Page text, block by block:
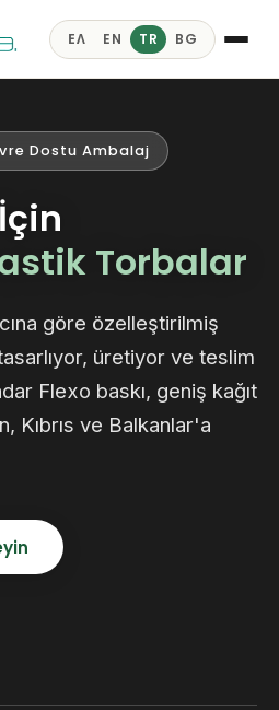
ΕΛ EN TR BG
Dostu Ambalaj
Torbalar
göre özelleştirilmiş
üretiyor ve teslim
Flexo baskı, geniş kağıt
Kıbrıs ve Balkanlar'a